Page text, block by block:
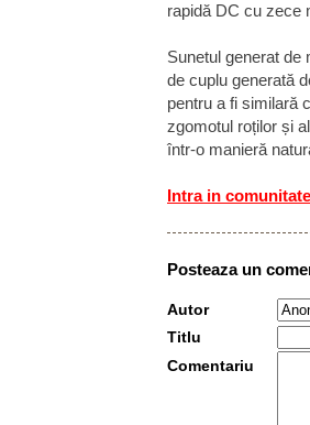
rapidă DC cu zece
Sunetul generat de
de cuplu generată
pentru a fi similară
zgomotul roților și
într-o manieră
Intra in
Posteaza un
Autor
Titlu
Comentariu